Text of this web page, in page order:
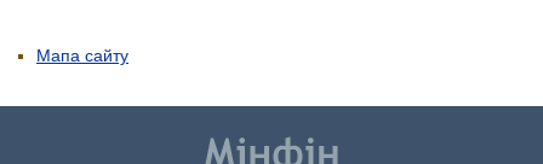
Мапа сайту